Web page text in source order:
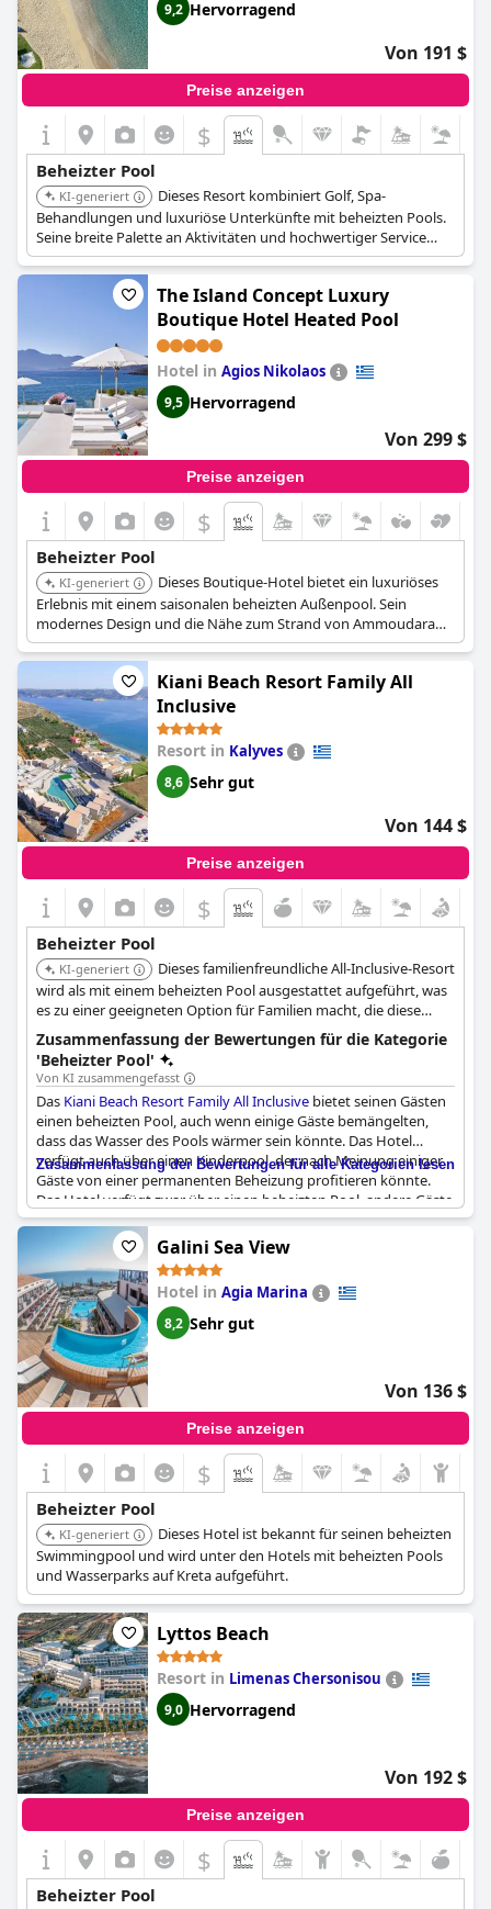
9,2 Hervorragend
Von 191 $
Preise anzeigen
$
Beheizter Pool
KI-generiert
Dieses Resort kombiniert Golf, Spa-
Behandlungen und luxuriöse Unterkünfte mit beheizten Pools.
Seine breite Palette an Aktivitäten und hochwertiger Service
positionieren es als führendes Reiseziel.
The Island Concept Luxury
Boutique Hotel Heated Pool
Hotel in Agios Nikolaos
9,5 Hervorragend
Von 299 $
Preise anzeigen
$
Beheizter Pool
KI-generiert
Dieses Boutique-Hotel bietet ein luxuriöses
Erlebnis mit einem saisonalen beheizten Außenpool. Sein
modernes Design und die Nähe zum Strand von Ammoudara
machen es zu einem begehrten Reiseziel.
Kiani Beach Resort Family All
Inclusive
Resort in Kalyves
8,6 Sehr gut
Von 144 $
Preise anzeigen
$
Beheizter Pool
KI-generiert
Dieses familienfreundliche All-Inclusive-Resort
wird als mit einem beheizten Pool ausgestattet aufgeführt, was
es zu einer geeigneten Option für Familien macht, die diese
Annehmlichkeit suchen.
Zusammenfassung der Bewertungen für die Kategorie
'Beheizter Pool'
Von KI zusammengefasst
Das Kiani Beach Resort Family All Inclusive bietet seinen Gästen
einen beheizten Pool, auch wenn einige Gäste bemängelten,
dass das Wasser des Pools wärmer sein könnte. Das Hotel
verfügt auch über einen Kinderpool, der nach Meinung einiger
Gäste von einer permanenten Beheizung profitieren könnte.
Das Hotel verfügt zwar über einen beheizten Pool, andere Gäste
merkten jedoch an, dass der beheizte Innenpool mit
Temperaturen von nur 24 °C für ihren Geschmack zu kühl war.
Für diejenigen, die einen wärmeren Pool suchen, gibt es auf
dem Gelände jedoch noch andere Varma-Pools. Insgesamt
hätten sich einige Gäste zwar wärmere Pooltemperaturen
gewünscht, aber der beheizte Pool und die anderen Pools
bieten immer noch reichlich Gelegenheit für Entspannung und
Spaß in der Sonne. Außerdem bietet das Hotel ein
Kinderprogramm an, das für Familien mit Kindern von Interesse
sein könnte.
Zusammenfassung der Bewertungen für alle Kategorien lesen
Galini Sea View
Hotel in Agia Marina
8,2 Sehr gut
Von 136 $
Preise anzeigen
$
Beheizter Pool
KI-generiert
Dieses Hotel ist bekannt für seinen beheizten
Swimmingpool und wird unter den Hotels mit beheizten Pools
und Wasserparks auf Kreta aufgeführt.
Lyttos Beach
Resort in Limenas Chersonisou
9,0 Hervorragend
Von 192 $
Preise anzeigen
$
Beheizter Pool